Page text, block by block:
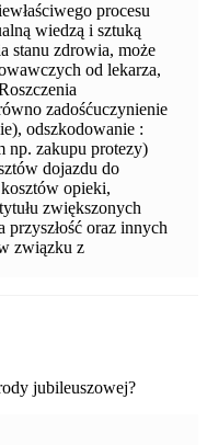
procesu
wiedzą i sztuką
stanu zdrowia, może
od lekarza,
zadośćuczynienie
odszkodowanie :
np. zakupu protezy)
dojazdu do
opieki,
zwiększonych
oraz innych
związku z
jubileuszowej?